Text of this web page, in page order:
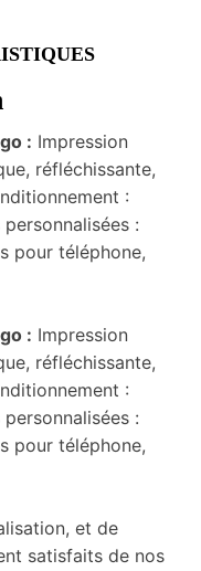
: Impression
réfléchissante,
:
:
pour téléphone,
: Impression
réfléchissante,
:
:
pour téléphone,
et de
satisfaits de nos